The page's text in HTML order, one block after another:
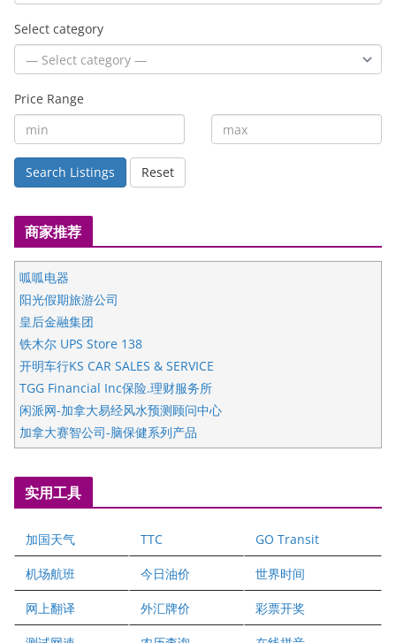
Select category
Price Range
Search Listings Reset
商家推荐
呱呱电器
阳光假期旅游公司
皇后金融集团
铁木尔 UPS Store 138
开明车行KS CAR SALES & SERVICE
TGG Financial Inc保险.理财服务所
闲派网-加拿大易经风水预测顾问中心
加拿大赛智公司-脑保健系列产品
五星国艺拍卖及评估公司
国际注册执业营养师公会
爱德华连锁酒店万锦分店
健健宝公司
二十一世纪美联地产公司
全球趋势移民留学
盛达资本
正点印艺设计
实用工具
加国天气 TTC GO Transit
机场航班 今日油价 世界时间
网上翻译 外汇牌价 彩票开奖